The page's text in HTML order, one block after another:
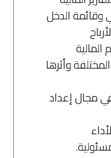
وقائمة الدخل
وأثرها
مجال إعداد